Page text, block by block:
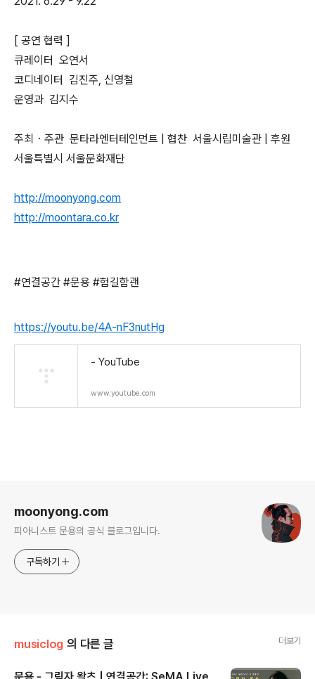
[ 공연 협력 ]
큐레이터 오연서
코디네이터 김진주, 신영철
운영과 김지수
주최・주관 문타라엔터테인먼트 | 협찬 서울시립미술관 | 후원
서울특별시 서울문화재단
http://moonyong.com
http://moontara.co.kr
#연결공간 #문용 #험길함괜
https://youtu.be/4A-nF3nutHg
- YouTube
www.youtube.com
moonyong.com
피아니스트 문용의 공식 블로그입니다.
구독하기
musiclog 의 다른 글 더보기